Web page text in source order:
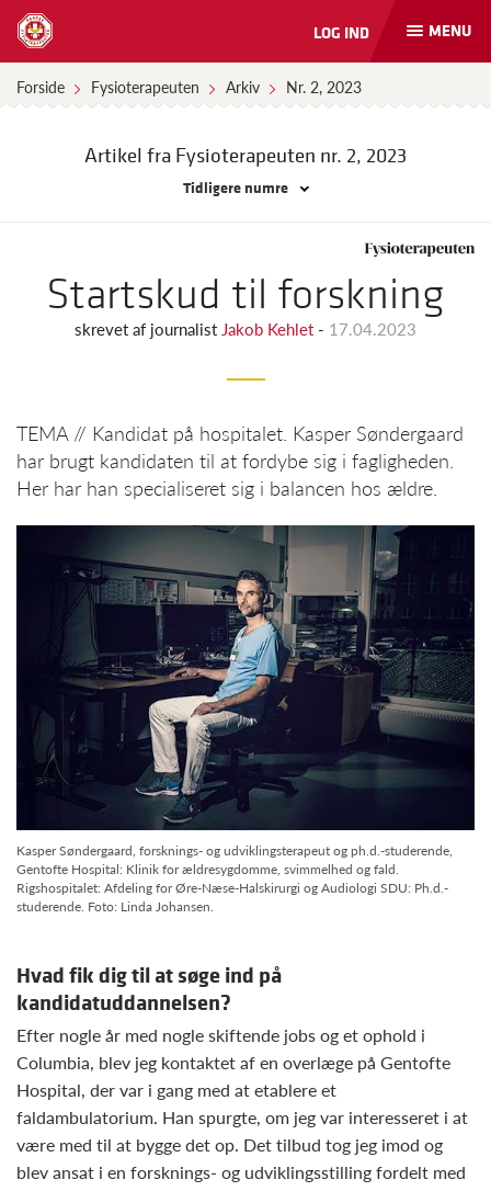
Åbn
og
MENU
LOG IND
Forside Fysioterapeuten Arkiv Nr. 2, 2023
Artikel fra Fysioterapeuten nr. 2, 2023
Tidligere numre
Startskud til forskning
skrevet af journalist Jakob Kehlet - 17.04.2023
TEMA // Kandidat på hospitalet. Kasper Søndergaard
har brugt kandidaten til at fordybe sig i fagligheden.
Her har han specialiseret sig i balancen hos ældre.
Kasper Søndergaard, forsknings- og udviklingsterapeut og ph.d.-studerende,
Gentofte Hospital: Klinik for ældresygdomme, svimmelhed og fald.
Rigshospitalet: Afdeling for Øre-Næse-Halskirurgi og Audiologi SDU: Ph.d.-
studerende. Foto: Linda Johansen.
Hvad fik dig til at søge ind på
kandidatuddannelsen?
Efter nogle år med nogle skiftende jobs og et ophold i
Columbia, blev jeg kontaktet af en overlæge på Gentofte
Hospital, der var i gang med at etablere et
faldambulatorium. Han spurgte, om jeg var interesseret i at
være med til at bygge det op. Det tilbud tog jeg imod og
blev ansat i en forsknings- og udviklingsstilling fordelt med